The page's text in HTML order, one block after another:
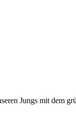
Jungs mit dem